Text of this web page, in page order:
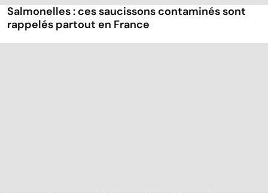
Salmonelles : ces saucissons contaminés sont
rappelés partout en France